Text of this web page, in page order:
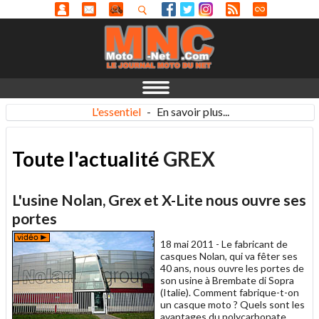
L'essentiel - En savoir plus...
Toute l'actualité GREX
L'usine Nolan, Grex et X-Lite nous ouvre ses
portes
18 mai 2011 - Le fabricant de
casques Nolan, qui va fêter ses
40 ans, nous ouvre les portes de
son usine à Brembate di Sopra
(Italie). Comment fabrique-t-on
un casque moto ? Quels sont les
avantages du polycarbonate